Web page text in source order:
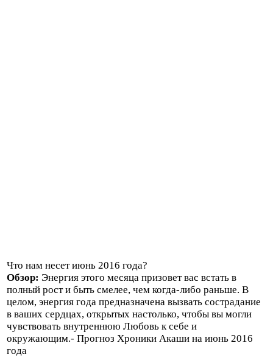
Что нам несет июнь 2016 года?
Обзор: Энергия этого месяца призовет вас встать в
полный рост и быть смелее, чем когда-либо раньше. В
целом, энергия года предназначена вызвать сострадание
в ваших сердцах, открытых настолько, чтобы вы могли
чувствовать внутреннюю Любовь к себе и
окружающим.- Прогноз Хроники Акаши на июнь 2016
года